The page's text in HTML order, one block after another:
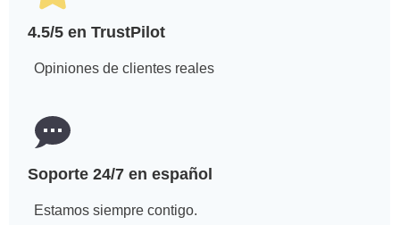
4.5/5 en TrustPilot
Opiniones de clientes reales
Soporte 24/7 en español
Estamos siempre contigo.